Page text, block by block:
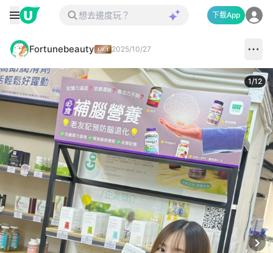
下載App
Fortunebeauty 2025/10/27
1/12